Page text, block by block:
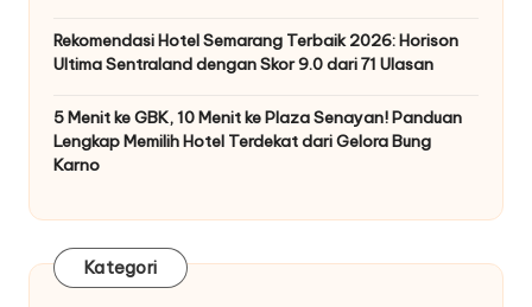
Rekomendasi Hotel Semarang Terbaik 2026: Horison
Ultima Sentraland dengan Skor 9.0 dari 71 Ulasan
5 Menit ke GBK, 10 Menit ke Plaza Senayan! Panduan
Lengkap Memilih Hotel Terdekat dari Gelora Bung
Karno
Kategori